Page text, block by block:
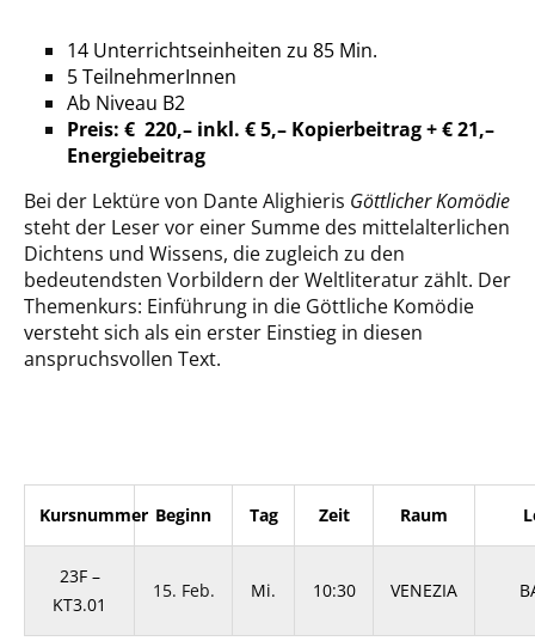
14 Unterrichtseinheiten zu 85 Min.
5 TeilnehmerInnen
Ab Niveau B2
Preis: € 220,– inkl. € 5,– Kopierbeitrag+ € 21,–
Energiebeitrag
Bei der Lektüre von Dante Alighieris Göttlicher Komödie
steht der Leser vor einer Summe des mittelalterlichen
Dichtens und Wissens, die zugleich zu den
bedeutendsten Vorbildern der Weltliteratur zählt. Der
Themenkurs: Einführung in die Göttliche Komödie
versteht sich als ein erster Einstieg in diesen
anspruchsvollen Text.
Kursnummer Beginn Tag Zeit Raum
23F –
KT3.01
15. Feb. Mi. 10:30 VENEZIA